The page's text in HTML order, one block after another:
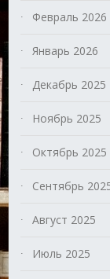
Февраль 2026
Январь 2026
Декабрь 2025
Ноябрь 2025
Октябрь 2025
Сентябрь
Август 2025
Июль 2025